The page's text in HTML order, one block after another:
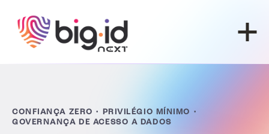
CONFIANÇA ZERO • PRIVILÉGIO MÍNIMO •
GOVERNANÇA DE ACESSO A DADOS